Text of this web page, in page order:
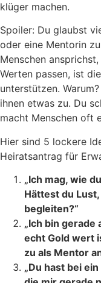
klüger machen.
Spoiler: Du glaubst
oder eine Mentorin
Menschen
Werten passen, ist
unterstützen.
ihnen etwas zu. Du
macht Menschen oft
Hier sind 5 lockere
Heiratsantrag für
„Ich mag, wie
Hättest du
begleiten?“
„Ich bin gerade
echt Gold wert
zu als Mentor
„Du hast bei